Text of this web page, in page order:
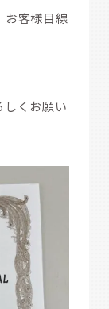
お客様目線
しくお願い